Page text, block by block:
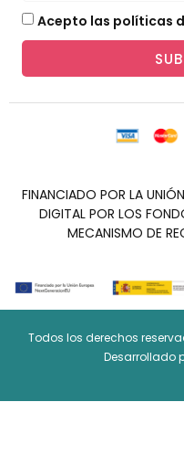
Acepto las políticas
FINANCIADO POR LA
DIGITAL POR LOS
MECANISMO DE
Todos los derechos
Desarrollado